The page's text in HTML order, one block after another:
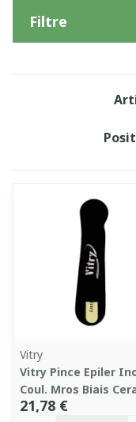
Filtre
Trier
Vitry
Vitry Pince Epiler
Coul. Mros Biais
21,78 €